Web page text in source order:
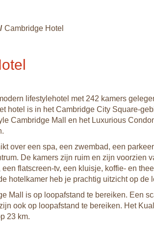
/ Cambridge Hotel
lifestylehotel met 242 kamers
hotel is in het Cambridge City Square-
Cambridge Mall en het Luxurious
over een spa, een zwembad, een
De kamers zijn ruim en zijn voorzien
flatscreen-tv, een kluisje, koffie- en
hotelkamer heb je prachtig uitzicht op de
Mall is op loopafstand te bereiken. Een
ook op loopafstand te bereiken. Het
23 km.